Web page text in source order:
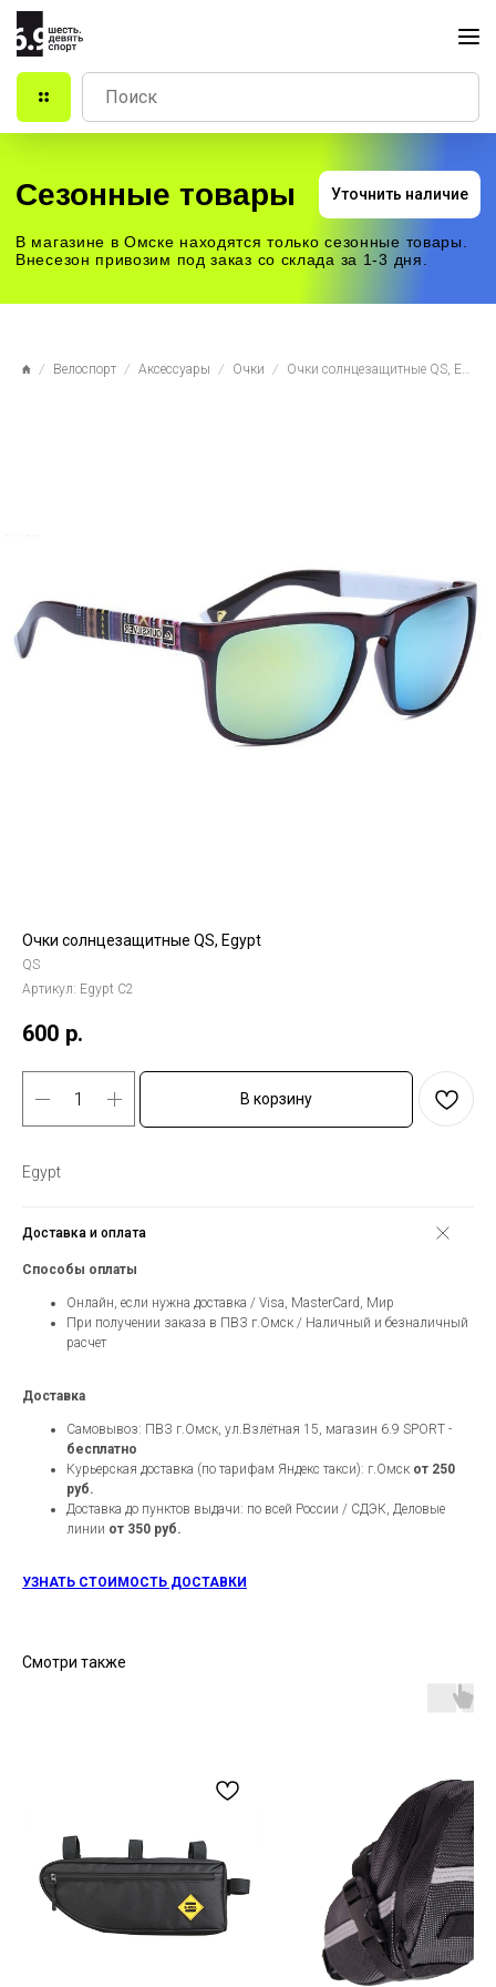
Сезонные товары
В магазине в Омске находятся только сезонные товары.
Внесезон привозим под заказ со склада за 1-3 дня.
Велоспорт Аксессуары Очки
Очки солнцезащитные QS, Egypt
QS
Артикул: Egypt С2
600 р.
В корзину
Egypt
Доставка и оплата
Способы оплаты
Онлайн, если нужна доставка / Visa, MasterCard, Мир
При получении заказа в ПВЗ г.Омск / Наличный и безналичный
расчет
Доставка
Самовывоз: ПВЗ г.Омск, ул.Взлётная 15, магазин 6.9 SPORT -
бесплатно
Курьерская доставка (по тарифам Яндекс такси): г.Омск от 250
руб.
Доставка до пунктов выдачи: по всей России / СДЭК, Деловые
линии от 350 руб.
УЗНАТЬ СТОИМОСТЬ ДОСТАВКИ
Смотри также